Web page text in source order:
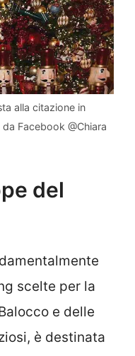
alla citazione in
Facebook @Chiara
del
scelte per la
e delle
è destinata